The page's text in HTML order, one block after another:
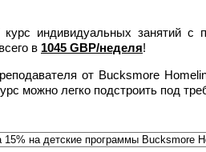
индивидуальных занятий с
в 1045 GBP/неделя!
от Bucksmore
можно легко подстроить под